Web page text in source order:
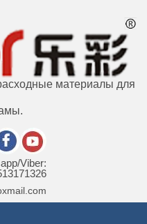
материалы для
Viber: